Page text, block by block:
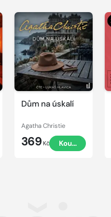
Dům na úskalí
Agatha Christie
369 Kč Koupit
Přehrát
ukázku